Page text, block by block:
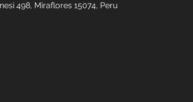
498, Miraflores 15074, Peru